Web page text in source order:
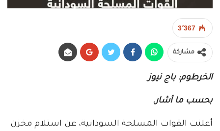
3٬367
مشاركة
الخرطوم: باج نيوز
بحسب ما أشار.
أعلنت القوات المسلحة السودانية، عن استلام مخزن